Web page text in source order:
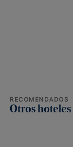
RECOMENDADOS
Otros